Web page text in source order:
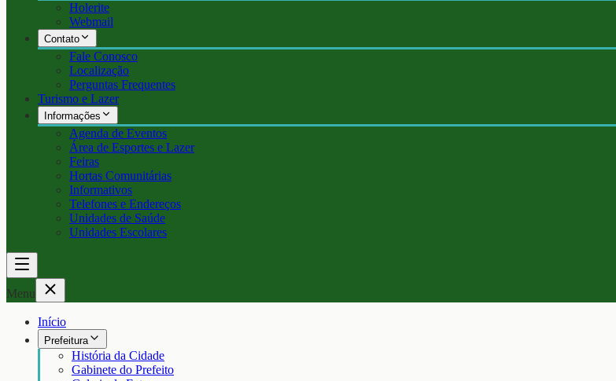
Holerite
Webmail
Contato
Fale Conosco
Localização
Perguntas Frequentes
Turismo e Lazer
Informações
Agenda de Eventos
Área de Esportes e Lazer
Feiras
Hortas Comunitárias
Informativos
Telefones e Endereços
Unidades de Saúde
Unidades Escolares
Menu
Início
Prefeitura
História da Cidade
Gabinete do Prefeito